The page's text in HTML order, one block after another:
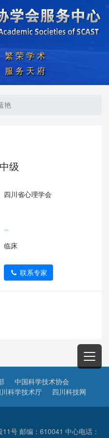
荣学术
务天府
艳
中级
四川省心理学会
临床
联系专家
中国科学技术协会
科学技术厅 四川科技网
号 邮编：610041 中心电话：